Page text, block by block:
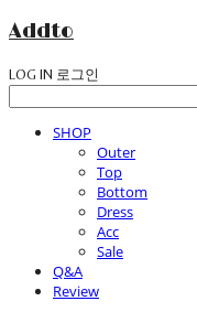
Addto
LOG IN 로그인
SHOP
Outer
Top
Bottom
Dress
Acc
Sale
Q&A
Review